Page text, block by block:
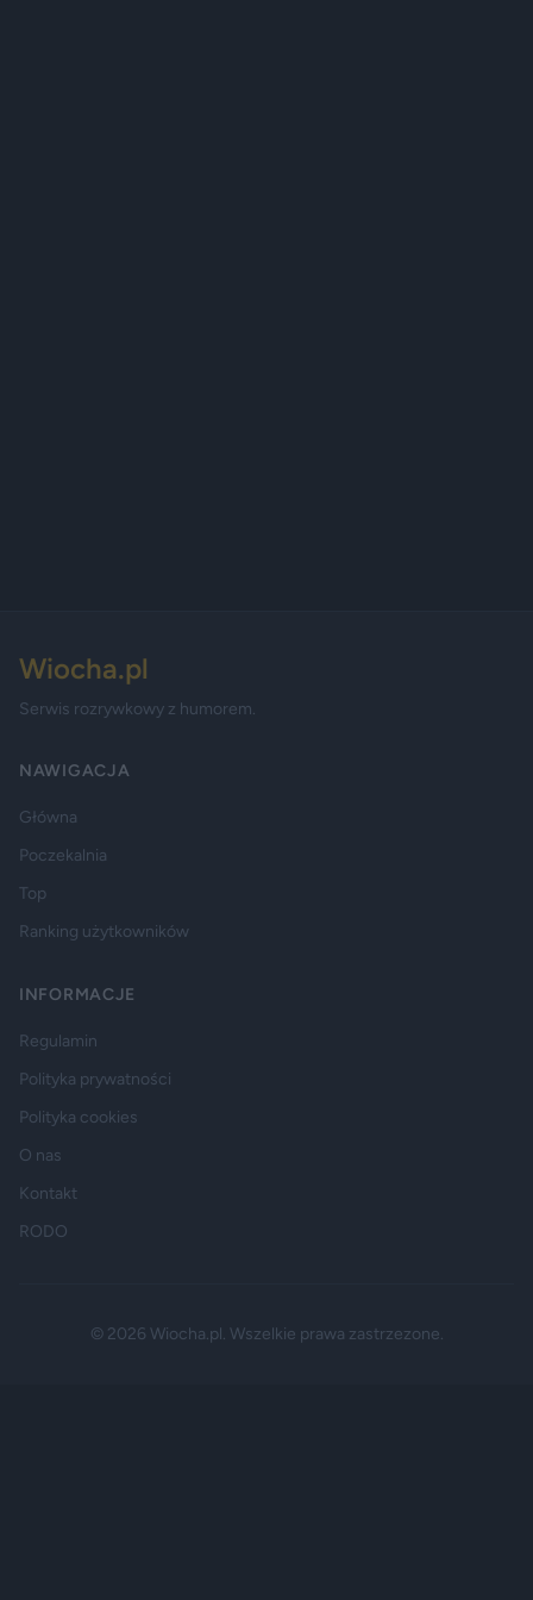
Wiocha.pl
Serwis rozrywkowy z humorem.
NAWIGACJA
Główna
Poczekalnia
Top
Ranking użytkowników
INFORMACJE
Regulamin
Polityka prywatności
Polityka cookies
O nas
Kontakt
RODO
© 2026 Wiocha.pl. Wszelkie prawa zastrzezone.